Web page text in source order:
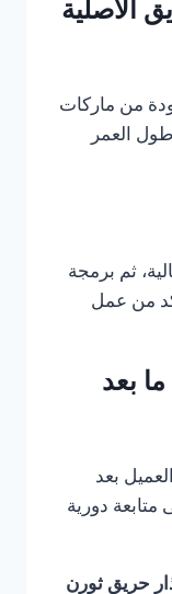
من ماركات
العمر
ثم برمجة
من عمل
ما بعد
بعد
متابعة دورية
حريق ثورن